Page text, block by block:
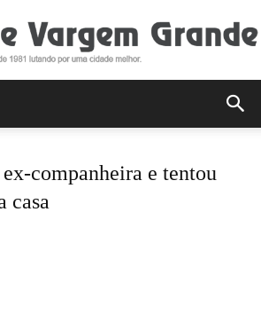
de
companheira e tentou
casa